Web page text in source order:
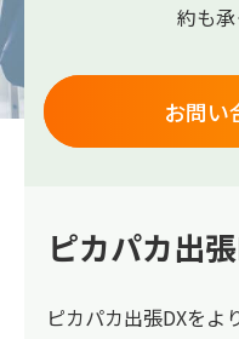
約も承
お問い
ピカパカ出
ピカパカ出張DXをよ